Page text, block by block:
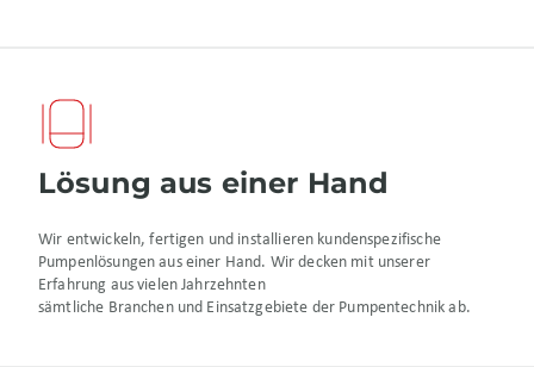
Lösung aus einer Hand
Wir entwickeln, fertigen und installieren kundenspezifische
Pumpenlösungen aus einer Hand. Wir decken mit unserer
Erfahrung aus vielen Jahrzehnten
sämtliche Branchen und Einsatzgebiete der Pumpentechnik ab.